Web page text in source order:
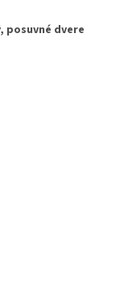
posuvné dvere